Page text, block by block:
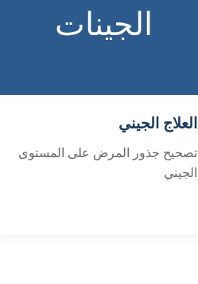
الجينات
العلاج الجيني
تصحيح جذور المرض على المستوى
الجيني